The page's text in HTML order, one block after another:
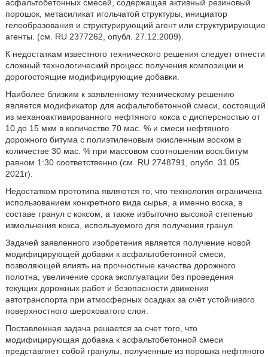
асфальтобетонных смесей, содержащая активный резиновый
порошок, метасиликат игольчатой структуры, инициатор
гелеобразования и структурирующий агент или структурирующие
агенты. (см. RU 2377262, опубл. 27.12.2009).
К недостаткам известного технического решения следует отнести
сложный технологический процесс получения композиции и
дорогостоящие модифицирующие добавки.
Наиболее близким к заявленному техническому решению
является модификатор для асфальтобетонной смеси, состоящий
из механоактивированного нефтяного кокса с дисперсностью от
10 до 15 мкм в количестве 70 мас. % и смеси нефтяного
дорожного битума с полиэтиленовым окисленным воском в
количестве 30 мас. % при массовом соотношении воск:битум
равном 1:30 соответственно (см. RU 2748791, опубл. 31.05.
2021г).
Недостатком прототипа являются то, что технология ограничена
использованием конкретного вида сырья, а именно воска, в
составе гранул с коксом, а также избыточно высокой степенью
измельчения кокса, используемого для получения гранул.
Задачей заявленного изобретения является получение новой
модифицирующей добавки к асфальтобетонной смеси,
позволяющей влиять на прочностные качества дорожного
полотна, увеличение срока эксплуатации без проведения
текущих дорожных работ и безопасности движения
автотранспорта при атмосферных осадках за счёт устойчивого
поверхностного шероховатого слоя.
Поставленная задача решается за счет того, что
модифицирующая добавка к асфальтобетонной смеси
представляет собой гранулы, полученные из порошка нефтяного